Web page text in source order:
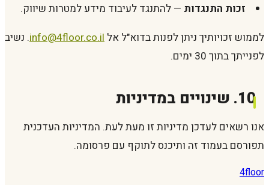
זכות התנגדות — להתנגד לעיבוד מידע למטרות שיווק.
לממוש זכויותיך ניתן לפנות בדוא"ל אל info@4floor.co.il. נשיב
לפנייתך בתוך 30 ימים.
10. שינויים במדיניות
אנו רשאים לעדכן מדיניות זו מעת לעת. המדיניות העדכנית
תפורסם בעמוד זה ותיכנס לתוקף עם פרסומה.
4floor